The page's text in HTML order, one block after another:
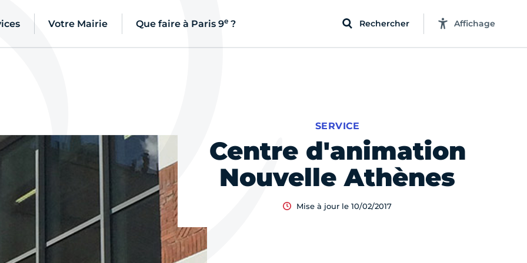
Votre Mairie Que faire à Paris 9e ? Rechercher Affichage
Centre d'animation
Nouvelle Athènes
SERVICE
Mise à jour le 10/02/2017